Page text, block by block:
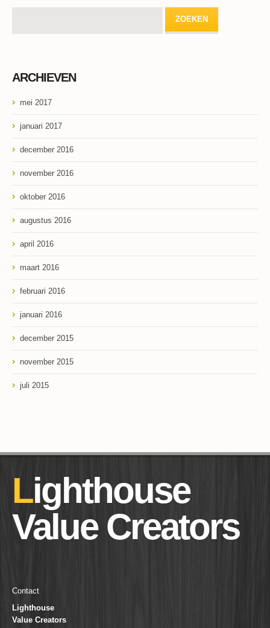
ARCHIEVEN
mei 2017
januari 2017
december 2016
november 2016
oktober 2016
augustus 2016
april 2016
maart 2016
februari 2016
januari 2016
december 2015
november 2015
juli 2015
Lighthouse
Value Creators
Contact
Lighthouse
Value Creators